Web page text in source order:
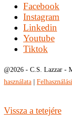
Facebook
Instagram
Linkedin
Youtube
Tiktok
@2026 - C.S. Lazzar -
használata
Vissza a tetejére